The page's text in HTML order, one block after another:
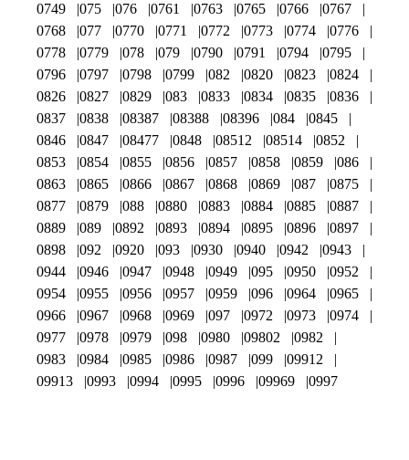
0749
075 076 0761 0763 0765 0766
0767
0768
077 0770 0771 0772 0773 0774
0776
0778
0779 078 079 0790 0791 0794
0795
0796
0797 0798 0799 082 0820 0823
0824
0826
0827 0829 083 0833 0834 0835
0836
0837
0838 08387 08388 08396 084
0845
0846
0847 08477 0848 08512 08514
0852
0853
0854 0855 0856 0857 0858 0859
086
0863
0865 0866 0867 0868 0869 087
0875
0877
0879 088 0880 0883 0884 0885
0887
0889
089 0892 0893 0894 0895 0896
0897
0898
092 0920 093 0930 0940 0942
0943
0944
0946 0947 0948 0949 095 0950
0952
0954
0955 0956 0957 0959 096 0964
0965
0966
0967 0968 0969 097 0972 0973
0974
0977
0978 0979 098 0980 09802
0982
0983
0984 0985 0986 0987 099
09912
09913
0993 0994 0995 0996 09969 0997